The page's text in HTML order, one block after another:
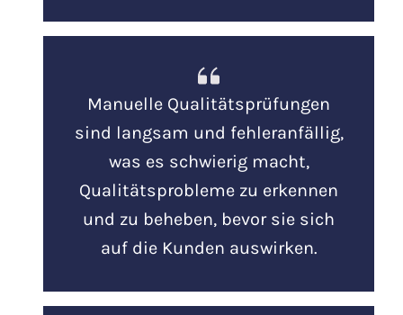
Manuelle Qualitätsprüfungen
sind langsam und fehleranfällig,
was es schwierig macht,
Qualitätsprobleme zu erkennen
und zu beheben, bevor sie sich
auf die Kunden auswirken.